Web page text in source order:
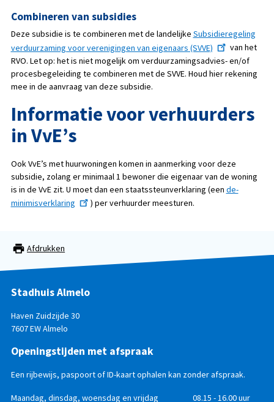
Combineren van subsidies
Deze subsidie is te combineren met de landelijke Subsidieregeling
verduurzaming voor verenigingen van eigenaars (SVVE)
van het
RVO. Let op: het is niet mogelijk om verduurzamingsadvies- en/of
procesbegeleiding te combineren met de SVVE. Houd hier rekening
mee in de aanvraag van deze subsidie.
Informatie voor verhuurders
in VvE’s
Ook VvE’s met huurwoningen komen in aanmerking voor deze
subsidie, zolang er minimaal 1 bewoner die eigenaar van de woning
is in de VvE zit. U moet dan een staatssteunverklaring (een de-
minimisverklaring
) per verhuurder meesturen.
Afdrukken
Stadhuis Almelo
Haven Zuidzijde 30
7607 EW Almelo
Openingstijden met afspraak
Een rijbewijs, paspoort of ID-kaart ophalen kan zonder afspraak.
Openingstijden
DagTijd
Maandag, dinsdag, woensdag en vrijdag
08.15 - 16.00 uur